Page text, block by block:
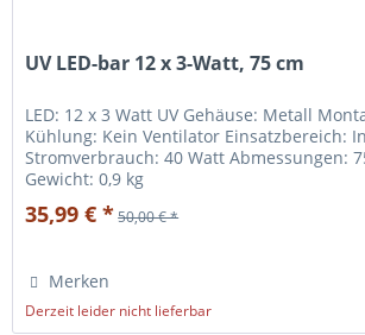
UV LED-bar 12 x 3-Watt, 75 cm
LED: 12 x 3 Watt UV Gehäuse: Metall
Kühlung: Kein Ventilator Einsatzbereich:
Stromverbrauch: 40 Watt Abmessungen:
Gewicht: 0,9 kg
35,99 € *50,00 € *
Merken
Derzeit leider nicht lieferbar